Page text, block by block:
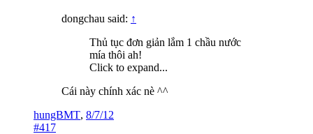
dongchau said: ↑
Thủ tục đơn giản lắm 1 chầu nước
mía thôi ah!
Click to expand...
Cái này chính xác nè ^^
hungBMT, 8/7/12
#417